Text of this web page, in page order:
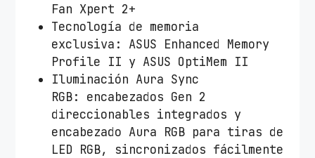
Fan Xpert 2+
Tecnología de memoria
exclusiva: ASUS Enhanced Memory
Profile II y ASUS OptiMem II
Iluminación Aura Sync
RGB: encabezados Gen 2
direccionables integrados y
encabezado Aura RGB para tiras de
LED RGB, sincronizados fácilmente